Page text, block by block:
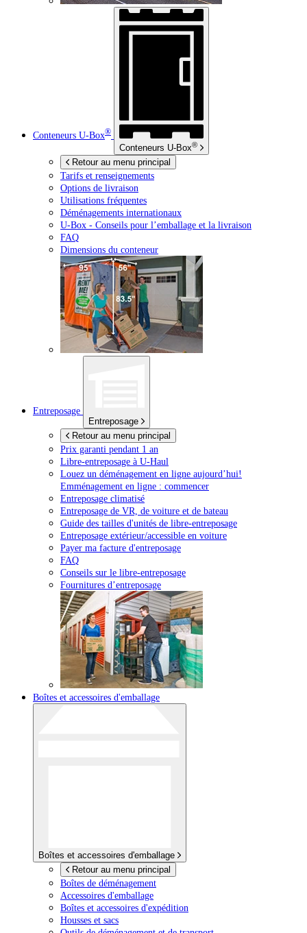
Conteneurs U-Box®
Conteneurs U-Box®
Retour au menu principal
Tarifs et renseignements
Options de livraison
Utilisations fréquentes
Déménagements internationaux
U-Box - Conseils pour l’emballage et la livraison
FAQ
Dimensions du conteneur
Entreposage
Entreposage
Retour au menu principal
Prix garanti pendant 1 an
Libre-entreposage à U-Haul
Louez un déménagement en ligne aujourd’hui!
Emménagement en ligne : commencer
Entreposage climatisé
Entreposage de VR, de voiture et de bateau
Guide des tailles d'unités de libre-entreposage
Entreposage extérieur/accessible en voiture
Payer ma facture d'entreposage
FAQ
Conseils sur le libre-entreposage
Fournitures d’entreposage
Boîtes et accessoires d'emballage
Boîtes et accessoires d'emballage
Retour au menu principal
Boîtes de déménagement
Accessoires d'emballage
Boîtes et accessoires d'expédition
Housses et sacs